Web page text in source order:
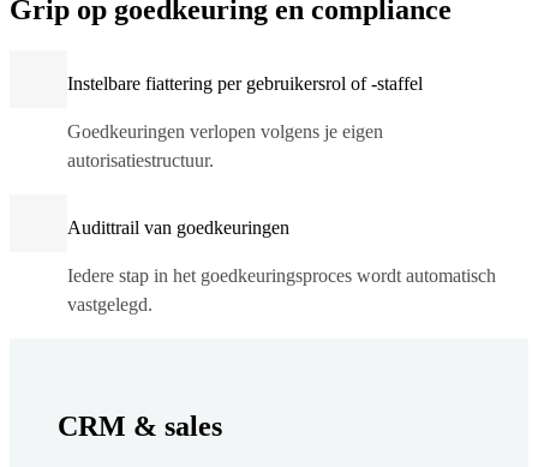
Grip op goedkeuring en compliance
Instelbare fiattering per gebruikersrol of -staffel
Goedkeuringen verlopen volgens je eigen
autorisatiestructuur.
Audittrail van goedkeuringen
Iedere stap in het goedkeuringsproces wordt automatisch
vastgelegd.
CRM & sales